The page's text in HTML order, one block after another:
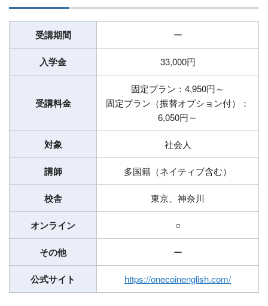
受講期間 ー
入学金 33,000円
受講料金
固定プラン：4,950円～
固定プラン（振替オプション付）：
6,050円～
対象 社会人
講師 多国籍（ネイティブ含む）
校舎 東京、神奈川
オンライン ○
その他 ー
公式サイト https://onecoinenglish.com/